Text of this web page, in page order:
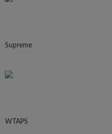
Supreme
WTAPS